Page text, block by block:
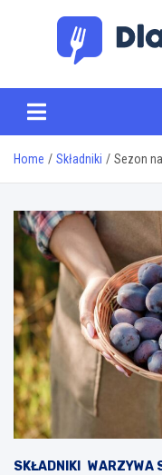
Home Składniki Sezon
SKŁADNIKI WARZYWA